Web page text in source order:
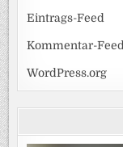
Eintrags-Feed
Kommentar-Feed
WordPress.org